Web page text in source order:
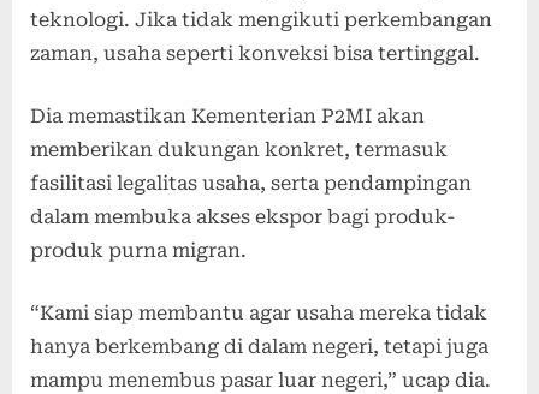
teknologi. Jika tidak mengikuti perkembangan
zaman, usaha seperti konveksi bisa tertinggal.
Dia memastikan Kementerian P2MI akan
memberikan dukungan konkret, termasuk
fasilitasi legalitas usaha, serta pendampingan
dalam membuka akses ekspor bagi produk-
produk purna migran.
“Kami siap membantu agar usaha mereka tidak
hanya berkembang di dalam negeri, tetapi juga
mampu menembus pasar luar negeri,” ucap dia.